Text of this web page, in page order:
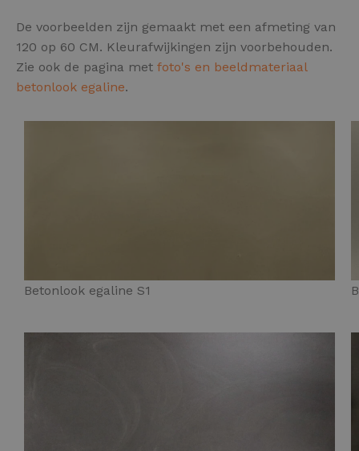
De voorbeelden zijn gemaakt met een afmeting van
120 op 60 CM. Kleurafwijkingen zijn voorbehouden.
Zie ook de pagina met foto's en beeldmateriaal
betonlook egaline.
Betonlook egaline S1